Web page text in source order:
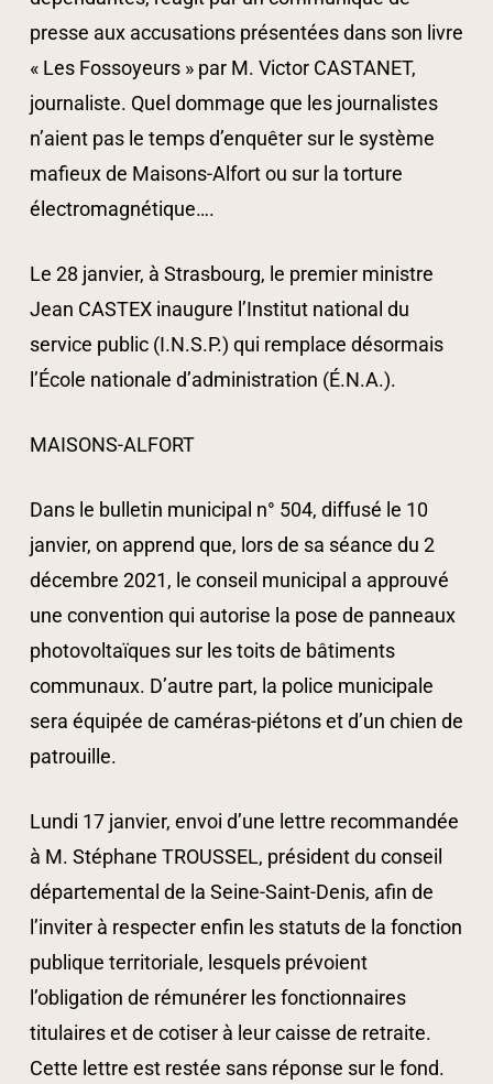
presse aux accusations présentées dans son livre
« Les Fossoyeurs » par M. Victor CASTANET,
journaliste. Quel dommage que les journalistes
n’aient pas le temps d’enquêter sur le système
mafieux de Maisons-Alfort ou sur la torture
électromagnétique….
Le 28 janvier, à Strasbourg, le premier ministre
Jean CASTEX inaugure l’Institut national du
service public (I.N.S.P.) qui remplace désormais
l’École nationale d’administration (É.N.A.).
MAISONS-ALFORT
Dans le bulletin municipal n° 504, diffusé le 10
janvier, on apprend que, lors de sa séance du 2
décembre 2021, le conseil municipal a approuvé
une convention qui autorise la pose de panneaux
photovoltaïques sur les toits de bâtiments
communaux. D’autre part, la police municipale
sera équipée de caméras-piétons et d’un chien de
patrouille.
Lundi 17 janvier, envoi d’une lettre recommandée
à M. Stéphane TROUSSEL, président du conseil
départemental de la Seine-Saint-Denis, afin de
l’inviter à respecter enfin les statuts de la fonction
publique territoriale, lesquels prévoient
l’obligation de rémunérer les fonctionnaires
titulaires et de cotiser à leur caisse de retraite.
Cette lettre est restée sans réponse sur le fond.